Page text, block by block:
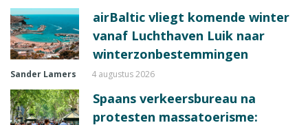
airBaltic vliegt komende winter
vanaf Luchthaven Luik naar
winterzonbestemmingen
Sander Lamers 4 augustus 2026
Spaans verkeersbureau na
protesten massatoerisme: